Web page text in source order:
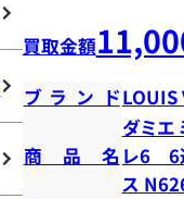
買取金額
ブランドLOUIS
商品名
ダミエ
レ6 6
ス